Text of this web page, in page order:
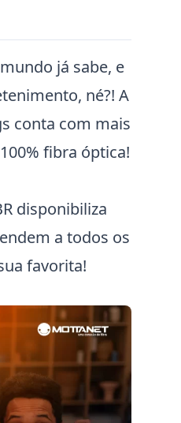
já sabe, e
né?! A
conta com mais
fibra óptica!
disponibiliza
a todos os
favorita!